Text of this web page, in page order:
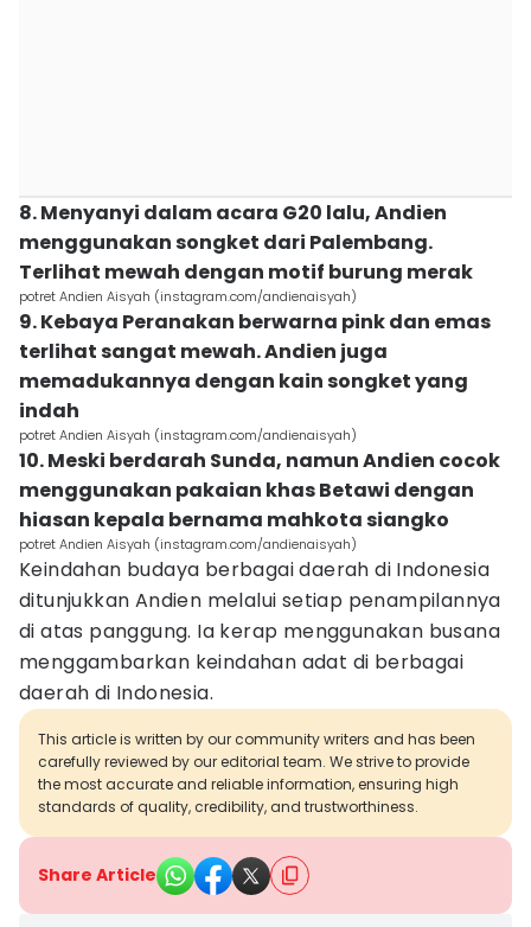
8. Menyanyi dalam acara G20 lalu, Andien
menggunakan songket dari Palembang.
Terlihat mewah dengan motif burung merak
potret Andien Aisyah (instagram.com/andienaisyah)
9. Kebaya Peranakan berwarna pink dan emas
terlihat sangat mewah. Andien juga
memadukannya dengan kain songket yang
indah
potret Andien Aisyah (instagram.com/andienaisyah)
10. Meski berdarah Sunda, namun Andien cocok
menggunakan pakaian khas Betawi dengan
hiasan kepala bernama mahkota siangko
potret Andien Aisyah (instagram.com/andienaisyah)
Keindahan budaya berbagai daerah di Indonesia
ditunjukkan Andien melalui setiap penampilannya
di atas panggung. Ia kerap menggunakan busana
menggambarkan keindahan adat di berbagai
daerah di Indonesia.
This article is written by our community writers and has been
carefully reviewed by our editorial team. We strive to provide
the most accurate and reliable information, ensuring high
standards of quality, credibility, and trustworthiness.
Share Article